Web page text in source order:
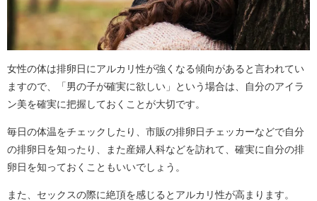
女性の体は排卵日にアルカリ性が強くなる傾向があると言われてい
ますので、「男の子が確実に欲しい」という場合は、自分のアイラ
ン美を確実に把握しておくことが大切です。
毎日の体温をチェックしたり、市販の排卵日チェッカーなどで自分
の排卵日を知ったり、また産婦人科などを訪れて、確実に自分の排
卵日を知っておくこともいいでしょう。
また、セックスの際に絶頂を感じるとアルカリ性が高まります。